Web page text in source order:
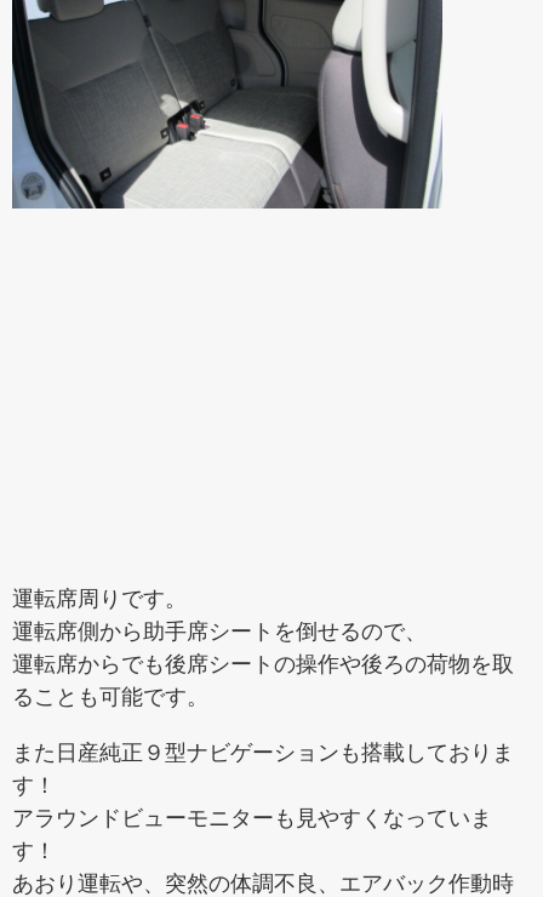
運転席周りです。
運転席側から助手席シートを倒せるので、
運転席からでも後席シートの操作や後ろの荷物を取
ることも可能です。
また日産純正９型ナビゲーションも搭載しておりま
す！
アラウンドビューモニターも見やすくなっていま
す！
あおり運転や、突然の体調不良、エアバック作動時